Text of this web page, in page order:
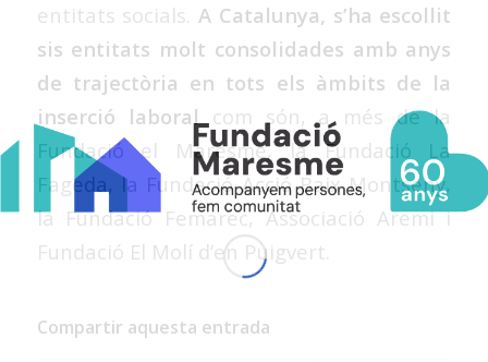
entitats socials.A Catalunya, s’ha escollit
sis entitats molt consolidades amb anys
de trajectòria en tots els àmbits de la
inserció laboralcom són, a més de la
Fundació el Maresme, la Fundació La
Fageda, la Fundació Acció Baix Montseny,
la Fundació Femarec, Associació Aremi i
Fundació El Molí d’en Puigvert.
Compartir aquesta entrada